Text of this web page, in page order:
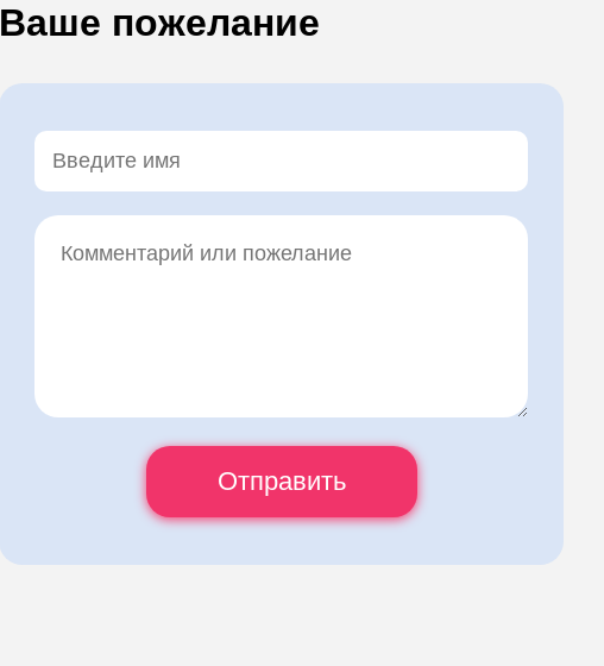
Ваше пожелание